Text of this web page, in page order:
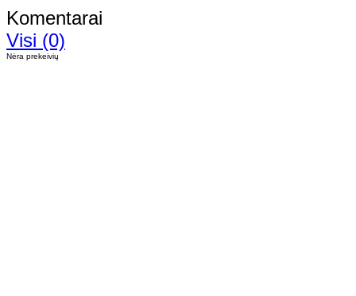
Komentarai
Visi (0)
Nėra prekeivių